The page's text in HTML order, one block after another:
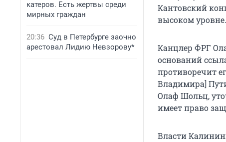
катеров. Есть жертвы среди
мирных граждан
20:36 Суд в Петербурге заочно
арестовал Лидию Невзорову*
Кантовский
высоком уровне.
Канцлер ФРГ
оснований
противоречит
Владимира]
Олаф Шольц,
имеет право
Власти